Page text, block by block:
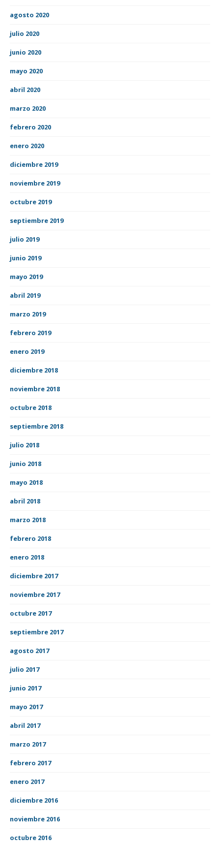
agosto 2020
julio 2020
junio 2020
mayo 2020
abril 2020
marzo 2020
febrero 2020
enero 2020
diciembre 2019
noviembre 2019
octubre 2019
septiembre 2019
julio 2019
junio 2019
mayo 2019
abril 2019
marzo 2019
febrero 2019
enero 2019
diciembre 2018
noviembre 2018
octubre 2018
septiembre 2018
julio 2018
junio 2018
mayo 2018
abril 2018
marzo 2018
febrero 2018
enero 2018
diciembre 2017
noviembre 2017
octubre 2017
septiembre 2017
agosto 2017
julio 2017
junio 2017
mayo 2017
abril 2017
marzo 2017
febrero 2017
enero 2017
diciembre 2016
noviembre 2016
octubre 2016